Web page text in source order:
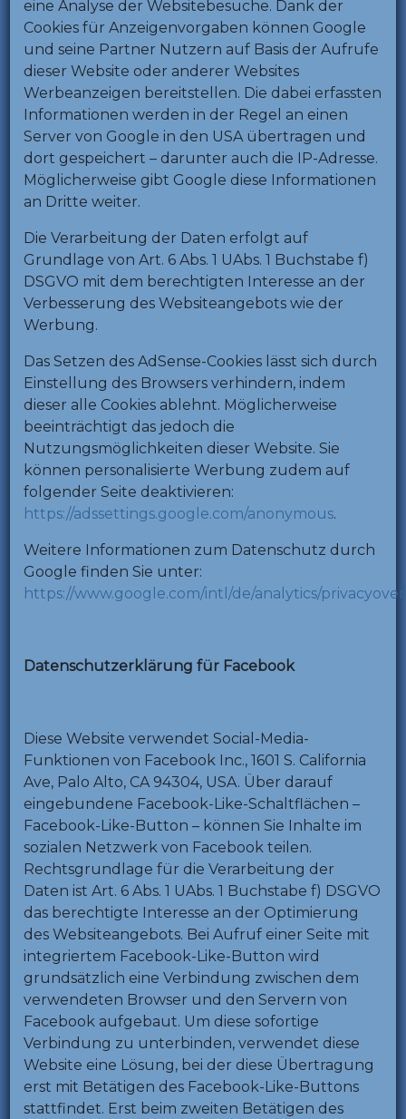
eine Analyse der Websitebesuche. Dank der
Cookies für Anzeigenvorgaben können Google
und seine Partner Nutzern auf Basis der Aufrufe
dieser Website oder anderer Websites
Werbeanzeigen bereitstellen. Die dabei erfassten
Informationen werden in der Regel an einen
Server von Google in den USA übertragen und
dort gespeichert – darunter auch die IP-Adresse.
Möglicherweise gibt Google diese Informationen
an Dritte weiter.
Die Verarbeitung der Daten erfolgt auf
Grundlage von Art. 6 Abs. 1 UAbs. 1 Buchstabe f)
DSGVO mit dem berechtigten Interesse an der
Verbesserung des Websiteangebots wie der
Werbung.
Das Setzen des AdSense-Cookies lässt sich durch
Einstellung des Browsers verhindern, indem
dieser alle Cookies ablehnt. Möglicherweise
beeinträchtigt das jedoch die
Nutzungsmöglichkeiten dieser Website. Sie
können personalisierte Werbung zudem auf
folgender Seite deaktivieren:
https://adssettings.google.com/anonymous.
Weitere Informationen zum Datenschutz durch
Google finden Sie unter:
https://www.google.com/intl/de/analytics/
Datenschutzerklärung für Facebook
Diese Website verwendet Social-Media-
Funktionen von Facebook Inc., 1601 S. California
Ave, Palo Alto, CA 94304, USA. Über darauf
eingebundene Facebook-Like-Schaltflächen –
Facebook-Like-Button – können Sie Inhalte im
sozialen Netzwerk von Facebook teilen.
Rechtsgrundlage für die Verarbeitung der
Daten ist Art. 6 Abs. 1 UAbs. 1 Buchstabe f) DSGVO
das berechtigte Interesse an der Optimierung
des Websiteangebots. Bei Aufruf einer Seite mit
integriertem Facebook-Like-Button wird
grundsätzlich eine Verbindung zwischen dem
verwendeten Browser und den Servern von
Facebook aufgebaut. Um diese sofortige
Verbindung zu unterbinden, verwendet diese
Website eine Lösung, bei der diese Übertragung
erst mit Betätigen des Facebook-Like-Buttons
stattfindet. Erst beim zweiten Betätigen des